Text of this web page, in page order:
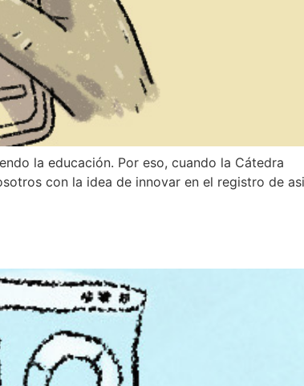
la educación. Por eso, cuando la Cátedra
con la idea de innovar en el registro de